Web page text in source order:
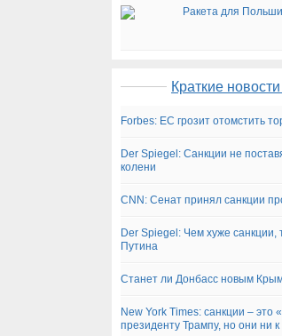
Ракета для
Краткие
Forbes: ЕС грозит отомстить
Der Spiegel: Санкции не
колени
CNN: Сенат принял санкции
Der Spiegel: Чем хуже санкции,
Путина
Станет ли Донбасс новым
New York Times: санкции – это
президенту Трампу, но они ни